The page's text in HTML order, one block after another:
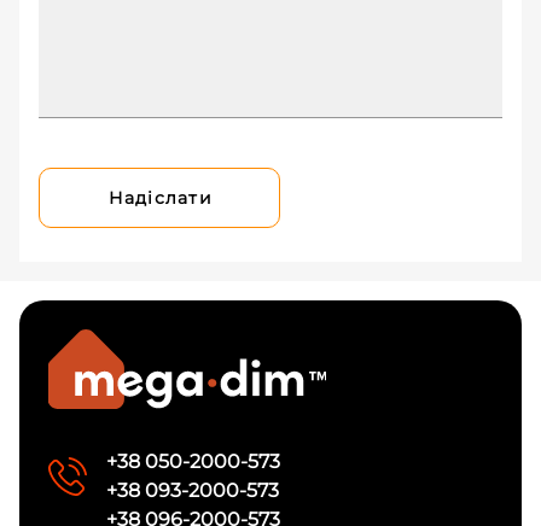
Надіслати
+38 050-2000-573
+38 093-2000-573
+38 096-2000-573